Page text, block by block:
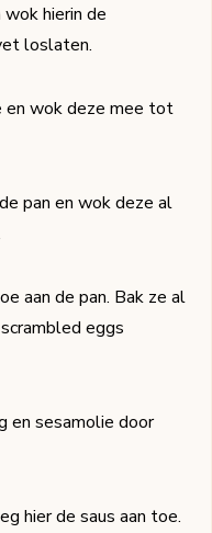
hierin de
loslaten.
en wok deze mee tot
pan en wok deze al
aan de pan. Bak ze al
eggs
en sesamolie door
hier de saus aan toe.